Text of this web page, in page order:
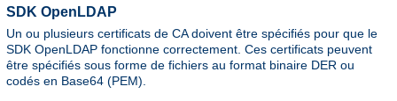
SDK OpenLDAP
Un ou plusieurs certificats de CA doivent être spécifiés pour que le
SDK OpenLDAP fonctionne correctement. Ces certificats peuvent
être spécifiés sous forme de fichiers au format binaire DER ou
codés en Base64 (PEM).